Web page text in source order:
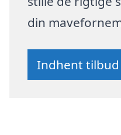
din
Indhent